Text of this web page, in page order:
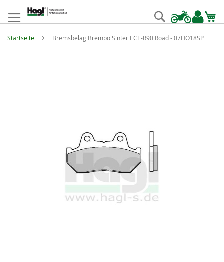
springen
Suche
Startseite Bremsbelag Brembo Sinter ECE-R90 Road - 07HO18SP